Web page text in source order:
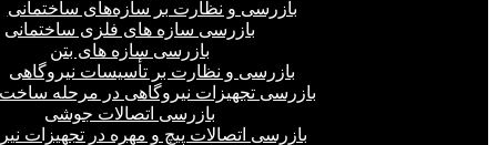
بازرسی و نظارت بر سازه‌های ساختمانی
بازرسی سازه های فلزی ساختمانی
بازرسی سازه های بتن
بازرسی و نظارت بر تأسیسات نیروگاهی
بازرسی تجهیزات نیروگاهی در مرحله
بازرسی اتصالات جوشی
بازرسی اتصالات پیچ و مهره در تجهیزات